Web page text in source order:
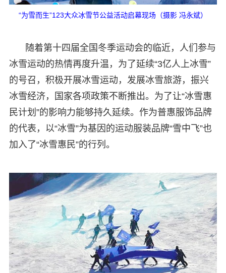
“为雪而生”123大众冰雪节公益活动启幕现场（摄影 冯永斌）
随着第十四届全国冬季运动会的临近，人们参与
冰雪运动的热情再度升温，为了延续“3亿人上冰雪”
的号召，积极开展冰雪运动，发展冰雪旅游，振兴
冰雪经济，国家各项政策不断推出。为了让“冰雪惠
民计划”的影响力能够持久延续。作为普惠服饰品牌
的代表，以“冰雪”为基因的运动服装品牌“雪中飞”也
加入了“冰雪惠民”的行列。